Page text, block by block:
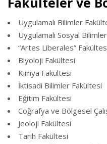
Uygulamalı Bilimler
Uygulamalı Sosyal
“Artes Liberales”
Biyoloji Fakültesi
Kimya Fakültesi
İktisadi Bilimler Fakültesi
Eğitim Fakültesi
Coğrafya ve Bölgesel
Jeoloji Fakültesi
Tarih Fakültesi